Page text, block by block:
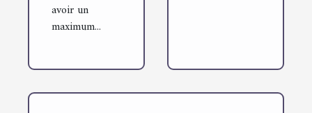
avoir un
maximum...